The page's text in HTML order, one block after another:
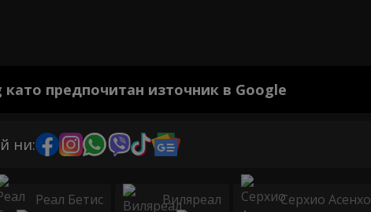
предпочитан източник в Google
ни:
Реал Бетис Виляреал Серхио Асенхо